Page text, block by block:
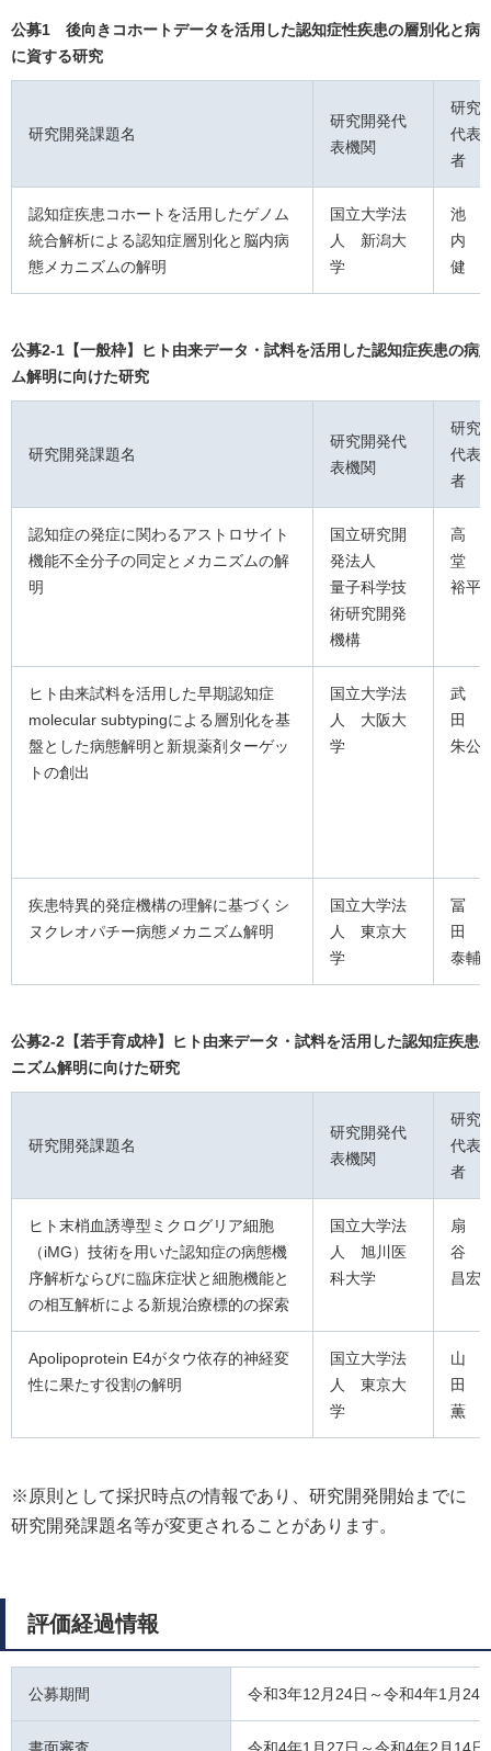
公募1 後向きコホートデータを活用した認知症性疾患の層別化と病
に資する研究
研究開発課題名
研究開発代
表機関
研究
代表
者
認知症疾患コホートを活用したゲノム
統合解析による認知症層別化と脳内病
態メカニズムの解明
国立大学法
人 新潟大
学
池
内
健
公募2-1【一般枠】ヒト由来データ・試料を活用した認知症疾患の病
ム解明に向けた研究
研究開発課題名
研究開発代
表機関
研究
代表
者
認知症の発症に関わるアストロサイト
機能不全分子の同定とメカニズムの解
明
国立研究開
発法人
量子科学技
術研究開発
機構
高
堂
裕平
ヒト由来試料を活用した早期認知症
molecular subtypingによる層別化を基
盤とした病態解明と新規薬剤ターゲッ
トの創出
国立大学法
人 大阪大
学
武
田
朱公
疾患特異的発症機構の理解に基づくシ
ヌクレオパチー病態メカニズム解明
国立大学法
人 東京大
学
冨
田
泰輔
公募2-2【若手育成枠】ヒト由来データ・試料を活用した認知症疾患
ニズム解明に向けた研究
研究開発課題名
研究開発代
表機関
研究
代表
者
ヒト末梢血誘導型ミクログリア細胞
（iMG）技術を用いた認知症の病態機
序解析ならびに臨床症状と細胞機能と
の相互解析による新規治療標的の探索
国立大学法
人 旭川医
科大学
扇
谷
昌宏
Apolipoprotein E4がタウ依存的神経変
性に果たす役割の解明
国立大学法
人 東京大
学
山
田
薫
※原則として採択時点の情報であり、研究開発開始までに
研究開発課題名等が変更されることがあります。
評価経過情報
公募期間 令和3年12月24日～令和4年1月24